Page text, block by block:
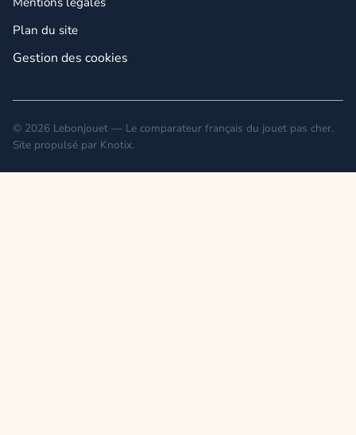
Plan du site
Gestion des cookies
© 2026 Lebonjouet — Le comparateur français du jouet pas cher.
Site propulsé par Knotix.